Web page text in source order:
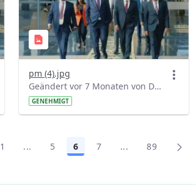
pm (4).jpg
Geändert vor 7 Monaten von Denber Getahun.
GENEHMIGT
Seite
1 ...Zwischenseiten Navigieren mit TAB-
Seite
5 Seite
6 Seite
7 ...Zwischenseiten
Seite
89